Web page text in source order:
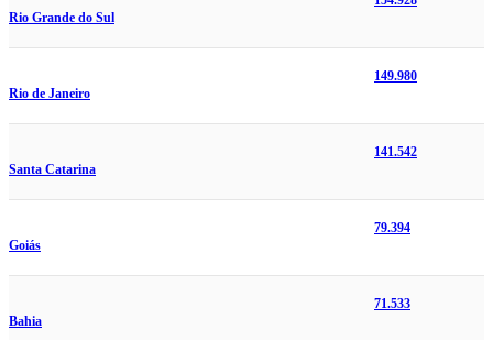
Rio Grande do Sul
Rio de Janeiro
149.980
Santa Catarina
141.542
Goiás
79.394
Bahia
71.533